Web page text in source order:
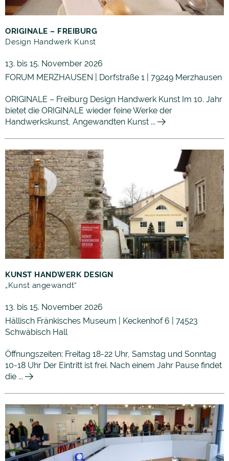
ORIGINALE – FREIBURG
Design Handwerk Kunst
13. bis 15. November 2026
FORUM MERZHAUSEN | Dorfstraße 1 | 79249 Merzhausen
ORIGINALE – Freiburg Design Handwerk Kunst Im 10. Jahr
bietet die ORIGINALE wieder feine Werke der
Handwerkskunst, Angewandten Kunst ...
KUNST HANDWERK DESIGN
„Kunst angewandt“
13. bis 15. November 2026
Hällisch Fränkisches Museum | Keckenhof 6 | 74523
Schwäbisch Hall
Öffnungszeiten: Freitag 18-22 Uhr, Samstag und Sonntag
10-18 Uhr Der Eintritt ist frei. Nach einem Jahr Pause findet
die ...